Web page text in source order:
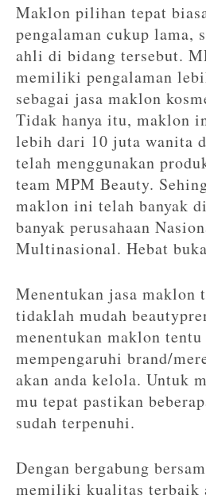
Maklon pilihan tepat
pengalaman cukup lama,
ahli di bidang tersebut.
memiliki pengalaman
sebagai jasa maklon
Tidak hanya itu, maklon
lebih dari 10 juta wanita
telah menggunakan
team MPM Beauty.
maklon ini telah banyak
banyak perusahaan
Multinasional. Hebat
Menentukan jasa maklon
tidaklah mudah
menentukan maklon tentu
mempengaruhi brand/
akan anda kelola. Untuk
mu tepat pastikan
sudah terpenuhi.
Dengan bergabung
memiliki kualitas terbaik